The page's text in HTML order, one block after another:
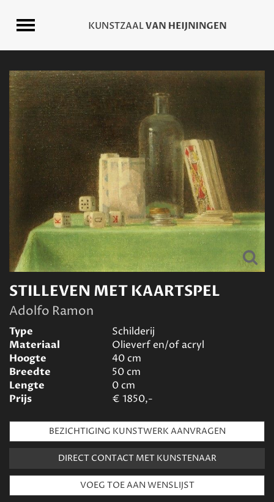
STILLEVEN MET KAARTSPEL
Adolfo Ramon
Type
Schilderij
Materiaal
Olieverf en/of acryl
Hoogte
40cm
Breedte
50cm
Lengte
0cm
Prijs
€ 1850,-
BEZICHTIGING KUNSTWERK AANVRAGEN
DIRECT CONTACT MET KUNSTENAAR